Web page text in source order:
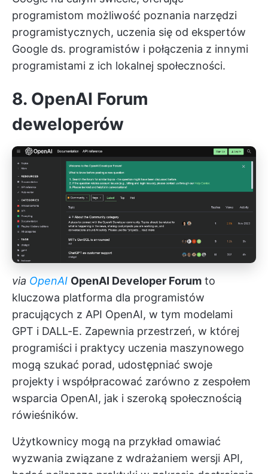
programistom możliwość poznania narzędzi
programistycznych, uczenia się od ekspertów
Google ds. programistów i połączenia z innymi
programistami z ich lokalnej społeczności.
8. OpenAI Forum
deweloperów
via OpenAI OpenAI Developer Forum to
kluczowa platforma dla programistów
pracujących z API OpenAI, w tym modelami
GPT i DALL-E. Zapewnia przestrzeń, w której
programiści i praktycy uczenia maszynowego
mogą szukać porad, udostępniać swoje
projekty i współpracować zarówno z zespołem
wsparcia OpenAI, jak i szeroką społecznością
rówieśników.
Użytkownicy mogą na przykład omawiać
wyzwania związane z wdrażaniem wersji API,